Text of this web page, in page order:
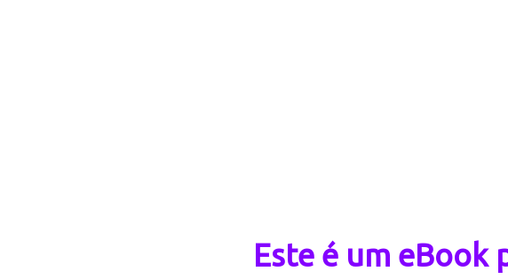
Este é um eBook